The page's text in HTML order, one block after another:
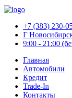
+7 (383) 230-
Г
9:00 - 21:00
Главная
Автомобили
Кредит
Trade-In
Контакты